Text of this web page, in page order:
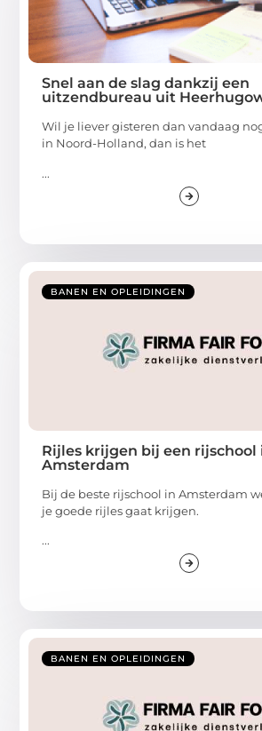
Snel aan de slag dankzij een
uitzendbureau uit
Wil je liever gisteren dan vandaag
in Noord-Holland, dan is het
...
BANEN EN OPLEIDINGEN
Rijles krijgen bij een rijschool
Amsterdam
Bij de beste rijschool in Amsterdam
je goede rijles gaat krijgen.
...
BANEN EN OPLEIDINGEN